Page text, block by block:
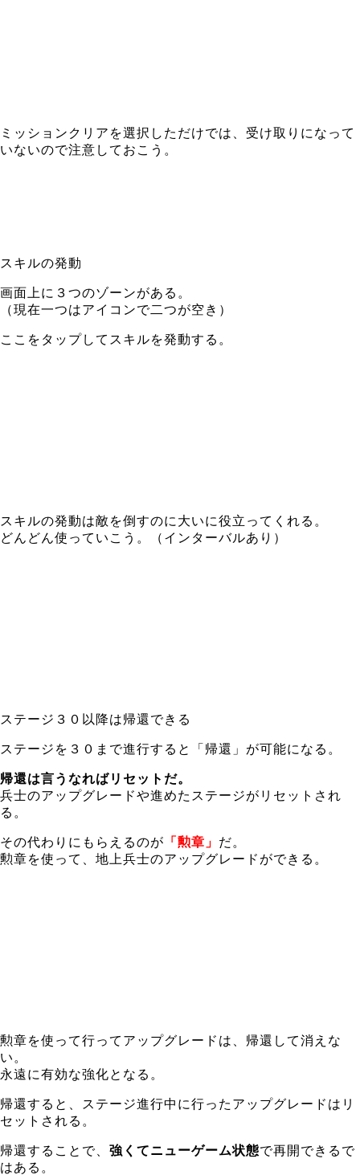
ミッションクリアを選択しただけでは、受け取りになって
いないので注意しておこう。
スキルの発動
画面上に３つのゾーンがある。
（現在一つはアイコンで二つが空き）
ここをタップしてスキルを発動する。
スキルの発動は敵を倒すのに大いに役立ってくれる。
どんどん使っていこう。（インターバルあり）
ステージ３０以降は帰還できる
ステージを３０まで進行すると「帰還」が可能になる。
帰還は言うなればリセットだ。
兵士のアップグレードや進めたステージがリセットされ
る。
その代わりにもらえるのが 「勲章」 だ。
勲章を使って、地上兵士のアップグレードができる。
勲章を使って行ってアップグレードは、帰還して消えな
い。
永遠に有効な強化となる。
帰還すると、ステージ進行中に行ったアップグレードはリ
セットされる。
帰還することで、 強くてニューゲーム状態で再開できるで
はある。